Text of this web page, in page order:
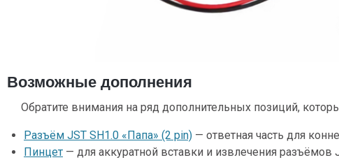
Возможные дополнения
Обратите внимания на ряд дополнительных позиций,
Разъём JST SH1.0 «Папа» (2 pin) — ответная часть для
Пинцет — для аккуратной вставки и извлечения разъёмов